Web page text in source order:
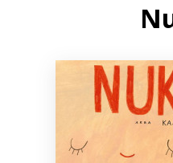
Bibliotekoms